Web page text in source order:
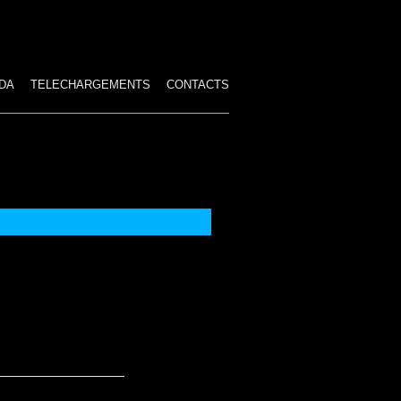
TROP GRANDS
TELECHARGEMENTS CONTACTS